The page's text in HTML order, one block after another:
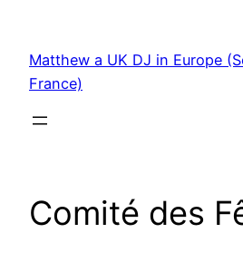
content
Matthew a UK DJ in Europe
France)
Comité des